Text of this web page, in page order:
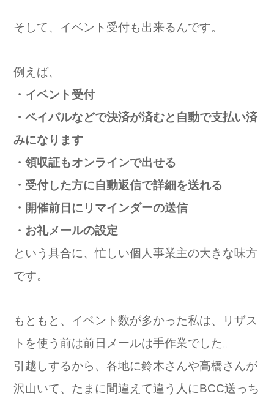
そして、イベント受付も出来るんです。
例えば、
・イベント受付
・ペイパルなどで決済が済むと自動で支払い済
みになります
・領収証もオンラインで出せる
・受付した方に自動返信で詳細を送れる
・開催前日にリマインダーの送信
・お礼メールの設定
という具合に、忙しい個人事業主の大きな味方
です。
もともと、イベント数が多かった私は、リザス
トを使う前は前日メールは手作業でした。
引越しするから、各地に鈴木さんや高橋さんが
沢山いて、たまに間違えて違う人にBCC送っち